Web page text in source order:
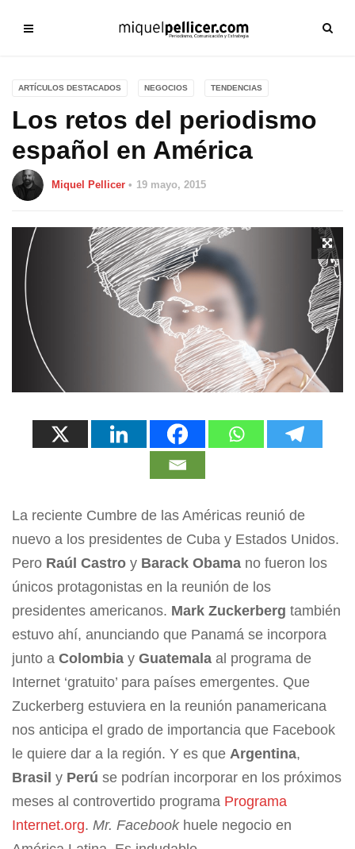
ARTÍCULOS DESTACADOS NEGOCIOS TENDENCIAS
Los retos del periodismo
español en América
Miquel Pellicer 19 mayo, 2015
La reciente Cumbre de las Américas reunió de
nuevo a los presidentes de Cuba y Estados Unidos.
Pero Raúl Castro y Barack Obama no fueron los
únicos protagonistas en la reunión de los
presidentes americanos. Mark Zuckerberg también
estuvo ahí, anunciando que Panamá se incorpora
junto a Colombia y Guatemala al programa de
Internet ‘gratuito’ para países emergentes. Que
Zuckerberg estuviera en la reunión panamericana
nos anticipa el grado de importancia que Facebook
le quiere dar a la región. Y es que Argentina,
Brasil y Perú se podrían incorporar en los próximos
meses al controvertido programa Programa
Internet.org. Mr. Facebookhuele negocio en